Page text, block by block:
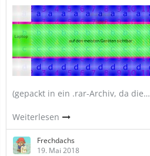
(gepackt in ein .rar-Archiv, da die…
Weiterlesen
Frechdachs
19. Mai 2018